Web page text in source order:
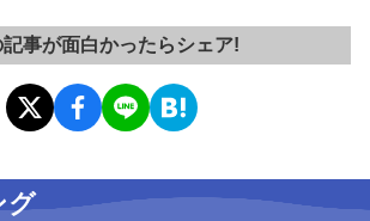
記事が面白かったらシェア!
グ